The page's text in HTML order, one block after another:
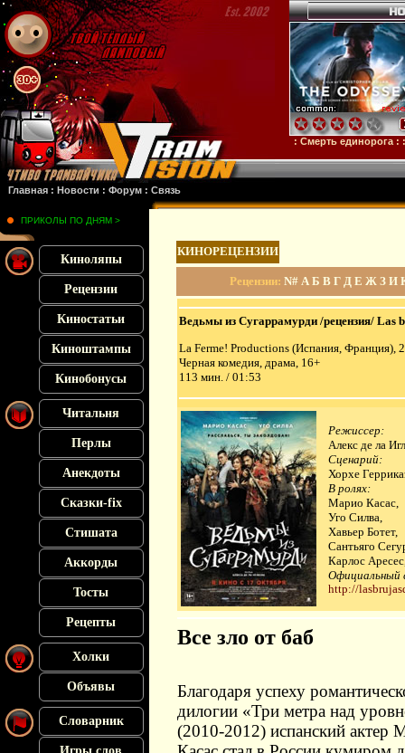
Главная : Новости : Форум : Связь
: :Микки 17: : Субстанция: :28 лет спустя Смерть единорога: :
ПРИКОЛЫ ПО ДНЯМ >
Киноляпы
Рецензии
Киностатьи
Киноштампы
Кинобонусы
Читальня
Перлы
Анекдоты
Сказки-fix
Стишата
Аккорды
Тосты
Рецепты
Холки
Объявы
Словарник
КИНОРЕЦЕНЗИИ
Рецензии: N# А Б В Г Д Е Ж З И
Ведьмы из Сугаррамурди /рецензия/ Las
La Ferme! Productions (Испания, Франция),
Черная комедия, драма, 16+
113 мин. / 01:53
Режиссер:
Алекс де ла
Сценарий:
Хорхе
В ролях:
Марио Касас,
Уго Силва,
Хавьер Ботет,
Сантьяго
Карлос
Официальный
http://
Все зло от баб
Благодаря успеху
дилогии «Три метра над
(2010-2012) испанский актер